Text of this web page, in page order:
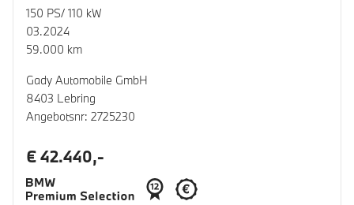
150 PS/ 110 kW
03.2024
59.000 km
Gady Automobile GmbH
8403 Lebring
Angebotsnr: 2725230
€ 42.440,-